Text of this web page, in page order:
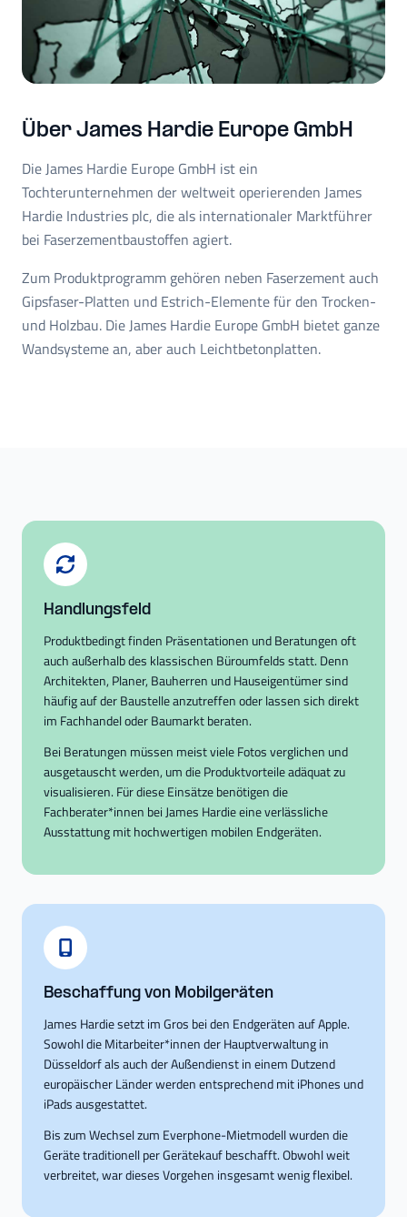
Über James Hardie Europe GmbH
Die James Hardie Europe GmbH ist ein
Tochterunternehmen der weltweit operierenden James
Hardie Industries plc, die als internationaler Marktführer
bei Faserzementbaustoffen agiert.
Zum Produktprogramm gehören neben Faserzement auch
Gipsfaser-Platten und Estrich-Elemente für den Trocken-
und Holzbau. Die James Hardie Europe GmbH bietet ganze
Wandsysteme an, aber auch Leichtbetonplatten.
Handlungsfeld
Produktbedingt finden Präsentationen und Beratungen oft
auch außerhalb des klassischen Büroumfelds statt. Denn
Architekten, Planer, Bauherren und Hauseigentümer sind
häufig auf der Baustelle anzutreffen oder lassen sich direkt
im Fachhandel oder Baumarkt beraten.
Bei Beratungen müssen meist viele Fotos verglichen und
ausgetauscht werden, um die Produktvorteile adäquat zu
visualisieren. Für diese Einsätze benötigen die
Fachberater*innen bei James Hardie eine verlässliche
Ausstattung mit hochwertigen mobilen Endgeräten.
Beschaffung von Mobilgeräten
James Hardie setzt im Gros bei den Endgeräten auf Apple.
Sowohl die Mitarbeiter*innen der Hauptverwaltung in
Düsseldorf als auch der Außendienst in einem Dutzend
europäischer Länder werden entsprechend mit iPhones und
iPads ausgestattet.
Bis zum Wechsel zum Everphone-Mietmodell wurden die
Geräte traditionell per Gerätekauf beschafft. Obwohl weit
verbreitet, war dieses Vorgehen insgesamt wenig flexibel.